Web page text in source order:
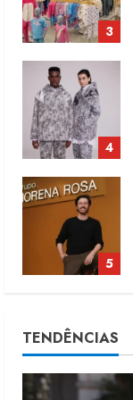
4
5
1
2
TENDÊNCIAS